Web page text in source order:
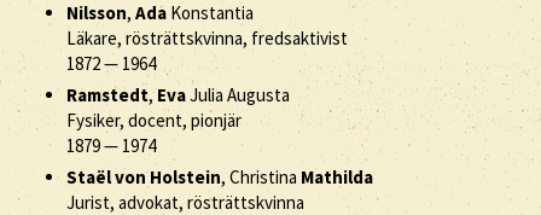
Nilsson, Ada Konstantia
Läkare, rösträttskvinna, fredsaktivist
1872— 1964
Ramstedt,EvaJulia Augusta
Fysiker, docent, pionjär
1879— 1974
Staël von Holstein, Christina Mathilda
Jurist, advokat, rösträttskvinna